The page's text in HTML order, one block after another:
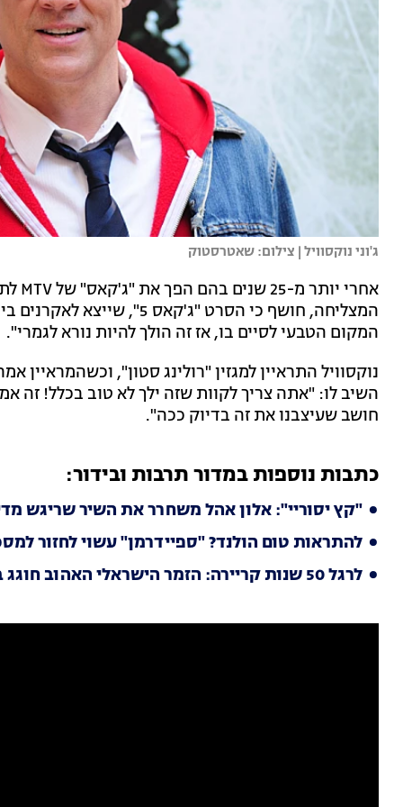
ג'וני נוקסוויל | צילום: שאטרסטוק
אחרי יותר מ-25 שנים בהם הפך את "ג'קאס" של MTV לתופעה גלובלית,
המצליחה, חושף כי הסרט
המקום הטבעי לסיים בו, אז זה הולך להיות נורא לגמרי".
נוקסוויל התראיין למגזין "רולינג סטון",
השיב לו: "אתה צריך לקוות שזה ילך לא טוב בכלל! זה
חושב שעיצבנו את זה בדיוק ככה".
כתבות נוספות במדור תרבות ובידור:
"קץ יסוריי": אלון אהל משחרר את השיר שריגש
להתראות טום הולנד? "ספיידרמן" עשוי לחזור
לרגל 50 שנות קריירה: הזמר הישראלי האהוב חוגג במופע ענק